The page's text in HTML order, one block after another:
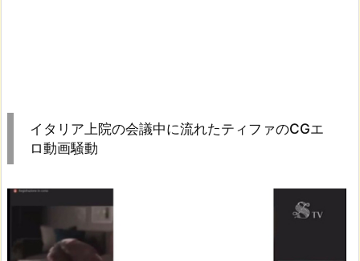
イタリア上院の会議中に流れたティファのCGエ
ロ動画騒動